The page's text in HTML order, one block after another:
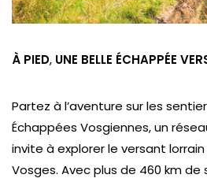
À PIED, UNE BELLE ÉCHAPPÉE
Partez à l’aventure sur les
Échappées Vosgiennes, un
invite à explorer le versant
Vosges. Avec plus de 460 km de